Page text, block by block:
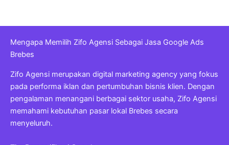
Mengapa Memilih Zifo Agensi Sebagai Jasa Google Ads
Brebes
Zifo Agensi merupakan digital marketing agency yang fokus
pada performa iklan dan pertumbuhan bisnis klien. Dengan
pengalaman menangani berbagai sektor usaha, Zifo Agensi
memahami kebutuhan pasar lokal Brebes secara
menyeluruh.